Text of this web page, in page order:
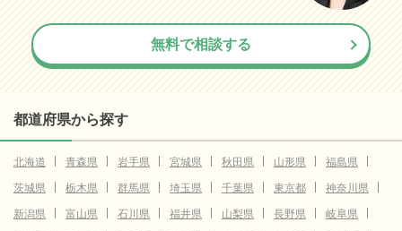
無料で相談する
都道府県から探す
北海道 青森県 岩手県 宮城県 秋田県 山形県
福島県
茨城県
栃木県 群馬県 埼玉県 千葉県 東京都
神奈川県
新潟県
富山県 石川県 福井県 山梨県 長野県
岐阜県